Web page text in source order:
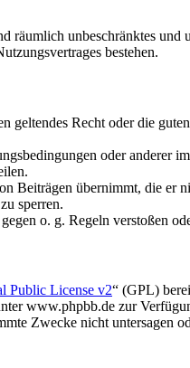
unbeschränktes
bestehen.
Recht oder die
oder
übernimmt, die er
sperren.
o. g. Regeln verstoßen
Public License v2“ (GPL)
www.phpbb.de zur
Zwecke nicht untersagen